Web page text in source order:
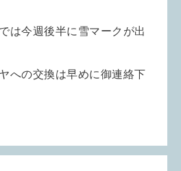
は今週後半に雪マークが出
への交換は早めに御連絡下